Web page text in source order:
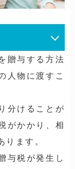
贈与する方法
人物に渡すこ
分けることが
がかかり、相
ります。
与税が発生し